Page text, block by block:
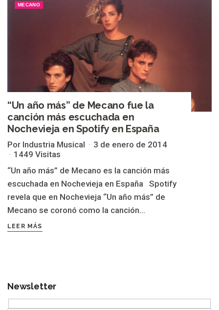
MECANO
“Un año más” de Mecano fue la
canción más escuchada en
Nochevieja en Spotify en España
Por Industria Musical
3 de enero de 2014
1449 Visitas
“Un año más” de Mecano es la canción más
escuchada en Nochevieja en España Spotify
revela que en Nochevieja “Un año más” de
Mecano se coronó como la canción...
LEER MÁS
Newsletter